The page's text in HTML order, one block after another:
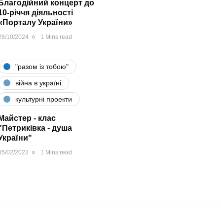
Благодійний концерт до
річчя діяльності
України»
10/2024 1 Mins read
"разом iз тобою"
війна в україні
культурні проекти
Майстер - клас
- душа
02/2023 1 Mins read